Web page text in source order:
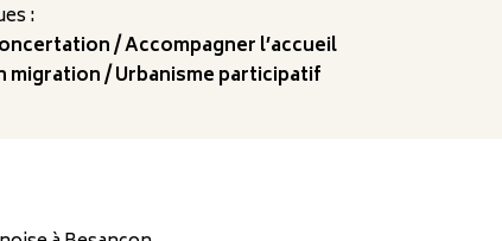
:
Accompagner l’accueil
migration Urbanisme participatif